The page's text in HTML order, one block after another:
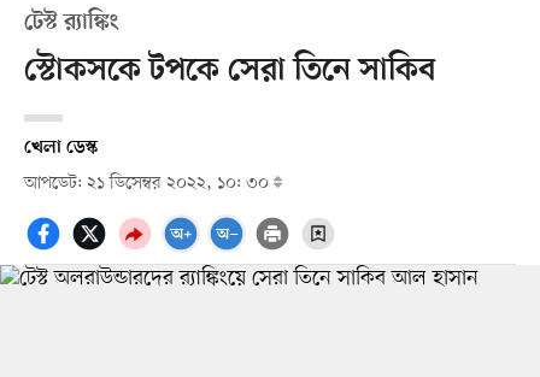
টেস্ট র‍্যাঙ্কিং
স্টোকসকে টপকে সেরা তিনে সাকিব
খেলা ডেস্ক
আপডেট: ২১ ডিসেম্বর ২০২২, ১০: ৩০